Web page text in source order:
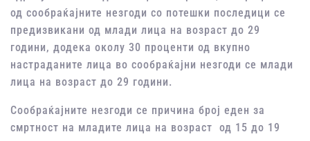
од сообраќајните незгоди со потешки последици се
предизвикани од млади лица на возраст до 29
години, додека околу 30 проценти од вкупно
настраданите лица во сообраќајни незгоди се млади
лица на возраст до 29 години.
Сообраќајните незгоди се причина број еден за
смртност на младите лица на возраст од 15 до 19